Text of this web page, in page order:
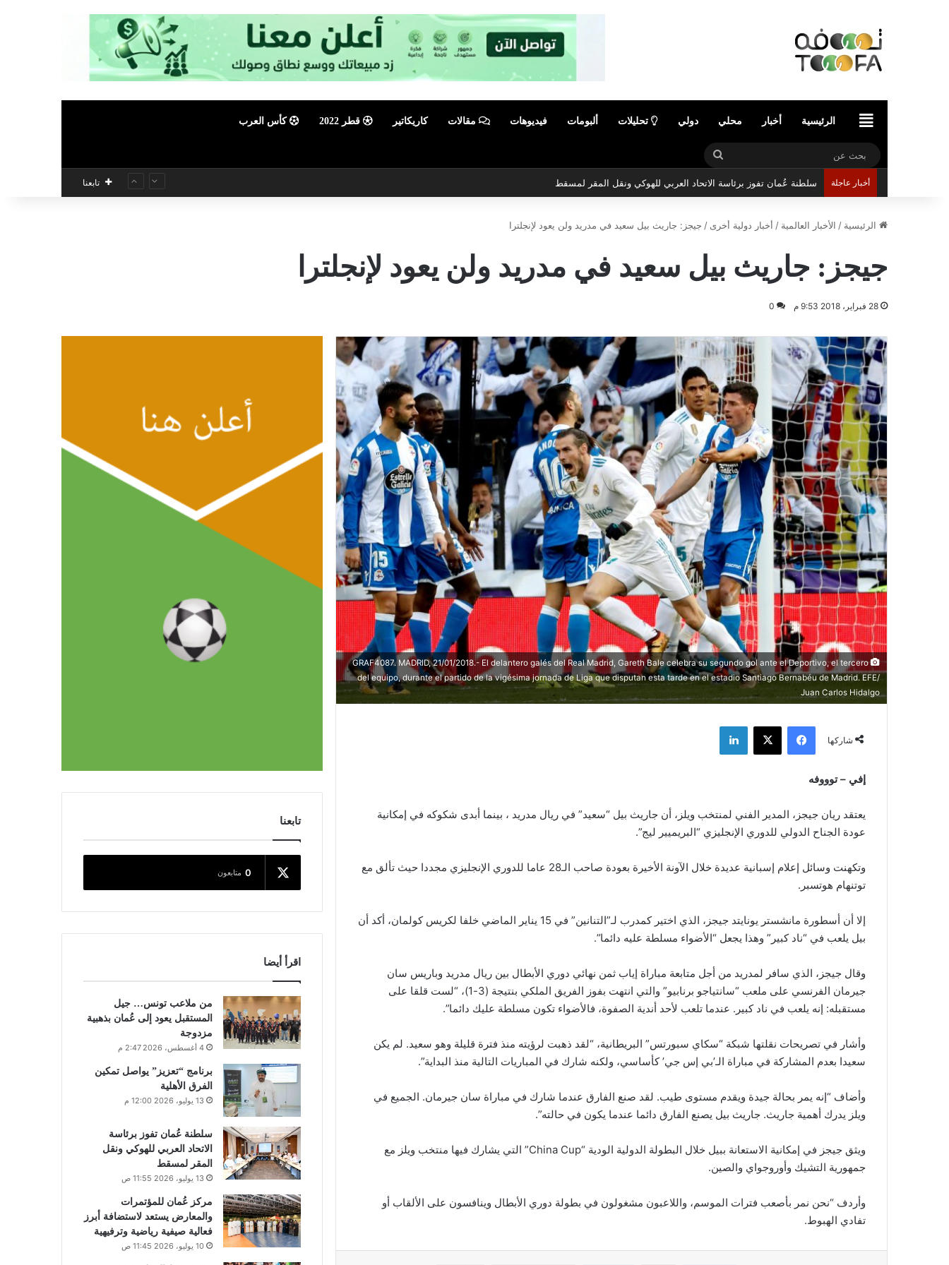
الرئيسيةالرئيسية أخبار محلي دولي تحليلات ألبومات فيديوهات مقالات كاريكاتير قطر 2022 كأس العرب
بحث
عن
أخبار عاجلة سلطنة عُمان تفوز برئاسة الاتحاد العربي للهوكي ونقل المقر لمسقط تابعنا
الرئيسية / الأخبار العالمية / أخبار دولية أخرى / جيجز: جاريث بيل سعيد في مدريد ولن يعود لإنجلترا
جيجز: جاريث بيل سعيد في مدريد ولن يعود لإنجلترا
28 فبراير، 2018 9:53 م 0
GRAF4087. MADRID, 21/01/2018.- El delantero galés del Real Madrid, Gareth Bale celebra su segundo gol ante el Deportivo, el tercero
del equipo, durante el partido de la vigésima jornada de Liga que disputan esta tarde en el estadio Santiago Bernabéu de Madrid. EFE/
Juan Carlos Hidalgo
شاركها
فيسبوك ‫X لينكدإن
إفي – توووفه
يعتقد ريان جيجز، المدير الفني لمنتخب ويلز، أن جاريث بيل “سعيد” في ريال مدريد ، بينما أبدى شكوكه في إمكانية
عودة الجناح الدولي للدوري الإنجليزي “البريميير ليج”.
وتكهنت وسائل إعلام إسبانية عديدة خلال الآونة الأخيرة بعودة صاحب الـ28 عاما للدوري الإنجليزي مجددا حيث تألق مع
توتنهام هوتسبر.
إلا أن أسطورة مانشستر يونايتد جيجز، الذي اختير كمدرب لـ”التنانين” في 15 يناير الماضي خلفا لكريس كولمان، أكد أن
بيل يلعب في “ناد كبير” وهذا يجعل “الأضواء مسلطة عليه دائما”.
وقال جيجز، الذي سافر لمدريد من أجل متابعة مباراة إياب ثمن نهائي دوري الأبطال بين ريال مدريد وباريس سان
جيرمان الفرنسي على ملعب “سانتياجو برنابيو” والتي انتهت بفوز الفريق الملكي بنتيجة (3-1)، “لست قلقا على
مستقبله: إنه يلعب في ناد كبير. عندما تلعب لأحد أندية الصفوة، فالأضواء تكون مسلطة عليك دائما”.
وأشار في تصريحات نقلتها شبكة “سكاي سبورتس” البريطانية، “لقد ذهبت لرؤيته منذ فترة قليلة وهو سعيد. لم يكن
سعيدا بعدم المشاركة في مباراة الـ’بي إس جي’ كأساسي، ولكنه شارك في المباريات التالية منذ البداية”.
وأضاف “إنه يمر بحالة جيدة ويقدم مستوى طيب. لقد صنع الفارق عندما شارك في مباراة سان جيرمان. الجميع في
ويلز يدرك أهمية جاريث. جاريث بيل يصنع الفارق دائما عندما يكون في حالته”.
ويثق جيجز في إمكانية الاستعانة ببيل خلال البطولة الدولية الودية “China Cup” التي يشارك فيها منتخب ويلز مع
جمهورية التشيك وأوروجواي والصين.
وأردف “نحن نمر بأصعب فترات الموسم، واللاعبون مشغولون في بطولة دوري الأبطال وينافسون على الألقاب أو
تفادي الهبوط.
تابعنا
0 متابعون
اقرأ أيضا
من ملاعب تونس… جيل
المستقبل يعود إلى عُمان بذهبية
مزدوجة
4 أغسطس، 2026 2:47 م
برنامج “تعزيز” يواصل تمكين
الفرق الأهلية
13 يوليو، 2026 12:00 م
سلطنة عُمان تفوز برئاسة
الاتحاد العربي للهوكي ونقل
المقر لمسقط
13 يوليو، 2026 11:55 ص
مركز عُمان للمؤتمرات
والمعارض يستعد لاستضافة أبرز
فعالية صيفية رياضية وترفيهية
10 يوليو، 2026 11:45 ص